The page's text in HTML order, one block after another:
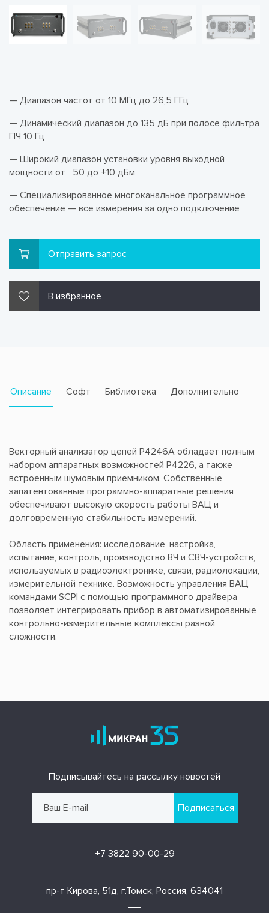
— Диапазон частот от 10 МГц до 26,5 ГГц
— Динамический диапазон до 135 дБ при полосе фильтра
ПЧ 10 Гц
— Широкий диапазон установки уровня выходной
мощности от −50 до +10 дБм
— Специализированное многоканальное программное
обеспечение — все измерения за одно подключение
Отправить запрос
В избранное
Описание Софт Библиотека Дополнительно
Векторный анализатор цепей Р4246А обладает полным
набором аппаратных возможностей Р4226, а также
встроенным шумовым приемником. Собственные
запатентованные программно-аппаратные решения
обеспечивают высокую скорость работы ВАЦ и
долговременную стабильность измерений.
Область применения: исследование, настройка,
испытание, контроль, производство ВЧ и СВЧ-устройств,
используемых в радиоэлектронике, связи, радиолокации,
измерительной технике. Возможность управления ВАЦ
командами SCPI с помощью программного драйвера
позволяет интегрировать прибор в автоматизированные
контрольно-измерительные комплексы разной
сложности.
Подписывайтесь на рассылку новостей
Подписаться
+7 3822 90-00-29
пр-т Кирова, 51д, г.Томск, Россия, 634041